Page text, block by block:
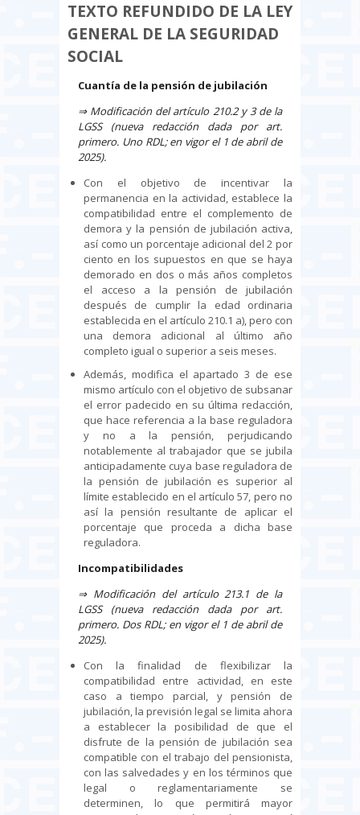
TEXTO REFUNDIDO DE LA LEY
GENERAL DE LA SEGURIDAD
SOCIAL
Cuantía de la pensión de jubilación
⇒Modificación del artículo 210.2 y 3 de la
LGSS (nueva redacción dada por art.
primero. Uno RDL; en vigor el 1 de abril de
2025).
Con el objetivo de incentivar la
permanencia en la actividad, establece la
compatibilidad entre el complemento de
demora y la pensión de jubilación activa,
así como un porcentaje adicional del 2 por
ciento en los supuestos en que se haya
demorado en dos o más años completos
el acceso a la pensión de jubilación
después de cumplir la edad ordinaria
establecida en el artículo 210.1 a), pero con
una demora adicional al último año
completo igual o superior a seis meses.
Además, modifica el apartado 3 de ese
mismo artículo con el objetivo de subsanar
el error padecido en su última redacción,
que hace referencia a la base reguladora
y no a la pensión, perjudicando
notablemente al trabajador que se jubila
anticipadamente cuya base reguladora de
la pensión de jubilación es superior al
límite establecido en el artículo 57, pero no
así la pensión resultante de aplicar el
porcentaje que proceda a dicha base
reguladora.
Incompatibilidades
⇒Modificación del artículo 213.1 de la
LGSS (nueva redacción dada por art.
primero. Dos RDL; en vigor el 1 de abril de
2025).
Con la finalidad de flexibilizar la
compatibilidad entre actividad, en este
caso a tiempo parcial, y pensión de
jubilación, la previsión legal se limita ahora
a establecer la posibilidad de que el
disfrute de la pensión de jubilación sea
compatible con el trabajo del pensionista,
con las salvedades y en los términos que
legal o reglamentariamente se
determinen, lo que permitirá mayor